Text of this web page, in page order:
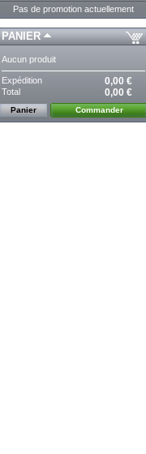
Pas de promotion actuellement
PANIER
Aucun produit
Expédition 0,00 €
Total 0,00 €
Panier Commander